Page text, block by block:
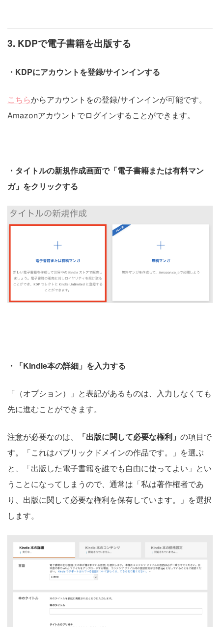
3. KDPで電子書籍を出版する
・KDPにアカウントを登録/サインインする
こちらからアカウントをの登録/サインインが可能です。
Amazonアカウントでログインすることができます。
・タイトルの新規作成画面で「電子書籍または有料マン
ガ」をクリックする
・「Kindle本の詳細」を入力する
「（オプション）」と表記があるものは、入力しなくても
先に進むことができます。
注意が必要なのは、 「出版に関して必要な権利」 の項目で
す。「これはパブリックドメインの作品です。」を選ぶ
と、「出版した電子書籍を誰でも自由に使ってよい 」とい
うことになってしまうので、通常は「私は著作権者であ
り、出版に関して必要な権利を保有しています。」を選択
します。